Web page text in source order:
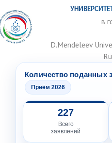
в
D.Mendeleev
Количество поданных
Приём 2026
227
Всего
заявлений